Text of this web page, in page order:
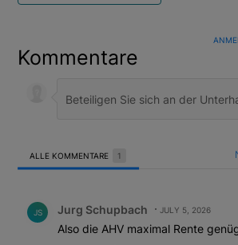
Kommentare
ALLE KOMMENTARE 1
JS Jurg Schupbach JULY 5, 2026
Also die AHV maximal Rente